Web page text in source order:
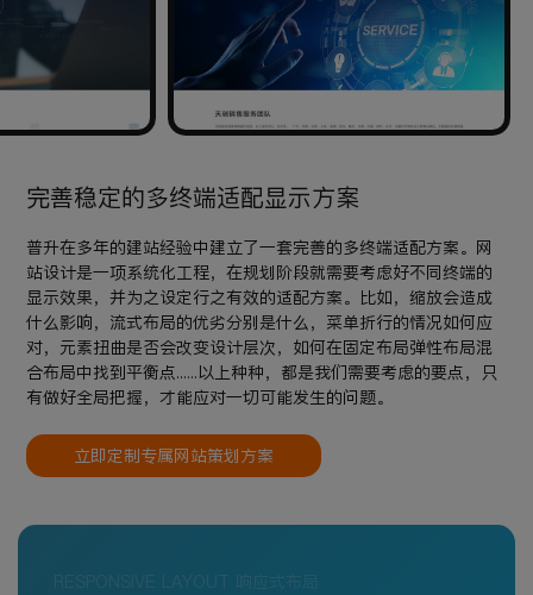
完善稳定的多终端适配显示方案
普升在多年的建站经验中建立了一套完善的多终端适配方案。网
站设计是一项系统化工程，在规划阶段就需要考虑好不同终端的
显示效果，并为之设定行之有效的适配方案。比如，缩放会造成
什么影响，流式布局的优劣分别是什么，菜单折行的情况如何应
对，元素扭曲是否会改变设计层次，如何在固定布局弹性布局混
合布局中找到平衡点......以上种种，都是我们需要考虑的要点，只
有做好全局把握，才能应对一切可能发生的问题。
立即定制专属网站策划方案